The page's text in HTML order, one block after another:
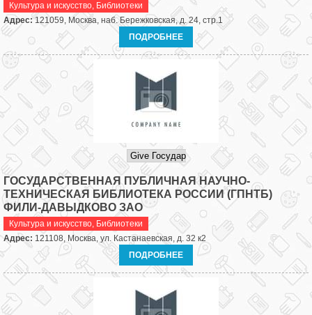
Культура и искусство, Библиотеки
Адрес:121059, Москва, наб. Бережковская, д. 24, стр.1
ПОДРОБНЕЕ
ГОСУДАРСТВЕННАЯ ПУБЛИЧНАЯ НАУЧНО-
ТЕХНИЧЕСКАЯ БИБЛИОТЕКА РОССИИ (ГПНТБ)
ФИЛИ-ДАВЫДКОВО ЗАО
Культура и искусство, Библиотеки
Адрес: 121108, Москва, ул. Кастанаевская, д. 32 к2
ПОДРОБНЕЕ